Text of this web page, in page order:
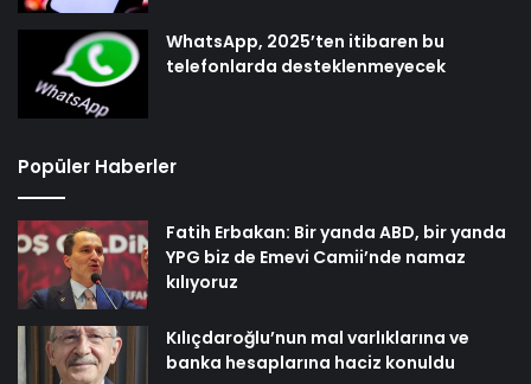
WhatsApp, 2025’ten itibaren bu
telefonlarda desteklenmeyecek
Popüler Haberler
Fatih Erbakan: Bir yanda ABD, bir yanda
YPG biz de Emevi Camii’nde namaz
kılıyoruz
Kılıçdaroğlu’nun mal varlıklarına ve
banka hesaplarına haciz konuldu